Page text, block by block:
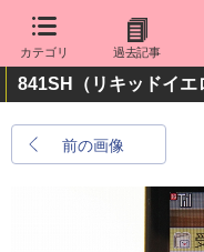
カテゴリ 過去記事
841SH（リキッドイエ
前の画像